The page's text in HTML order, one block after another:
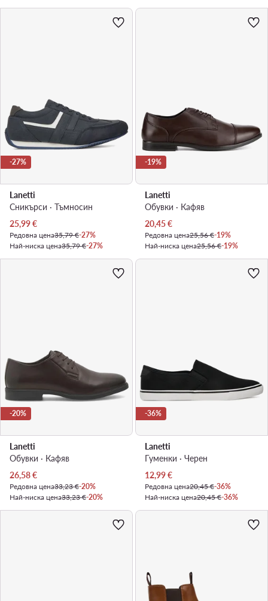
-27%
Lanetti
Сникърси · Тъмносин
Актуална цена
25,99€
Редовна цена35,79 €-27%
Най-ниска цена35,79 €-27%
-19%
Lanetti
Обувки · Кафяв
Актуална цена
20,45€
Редовна цена25,56 €-19%
Най-ниска цена25,56 €-19%
-20%
Lanetti
Обувки · Кафяв
Актуална цена
26,58€
Редовна цена33,23 €-20%
Най-ниска цена33,23 €-20%
-36%
Lanetti
Гуменки · Черен
Актуална цена
12,99€
Редовна цена20,45 €-36%
Най-ниска цена20,45 €-36%